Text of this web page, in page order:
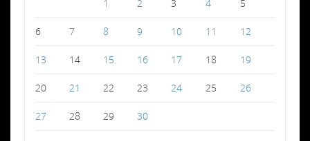
1
2 3 4 5
6 7 8 9 10 11 12
13 14 15 16 17 18 19
20 21 22 23 24 25 26
27 28 29 30